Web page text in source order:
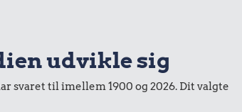
udvikle sig
svaret til imellem 1900 og 2026. Dit valgte